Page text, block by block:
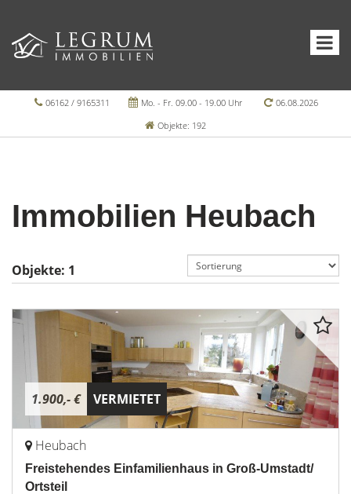
06162 / 9165311 Mo. - Fr. 09.00 - 19.00 Uhr
06.08.2026
Objekte: 192
Immobilien Heubach
Objekte: 1
1.900,- € VERMIETET
Heubach
Freistehendes Einfamilienhaus in Groß-Umstadt/
Ortsteil